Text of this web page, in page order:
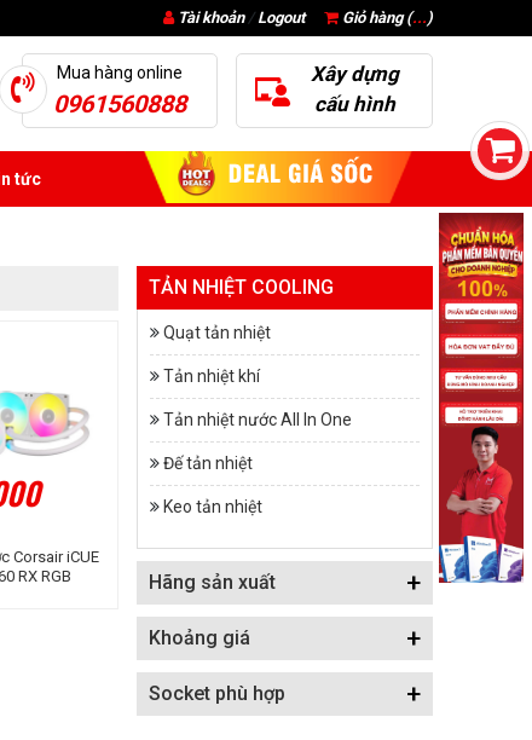
Giỏ hàng (...)
Tài khoản/ Logout
Mua hàng online
0961560888
Xây dựng
cấu hình
tức
Corsair iCUE
RX RGB
TẢN NHIỆT COOLING
Quạt tản nhiệt
Tản nhiệt khí
Tản nhiệt nước All In One
Đế tản nhiệt
Keo tản nhiệt
Hãng sản xuất +
Khoảng giá +
Socket phù hợp +